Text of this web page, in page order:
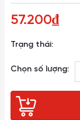
57.200₫
Trạng thái:
Chọn số lượng: